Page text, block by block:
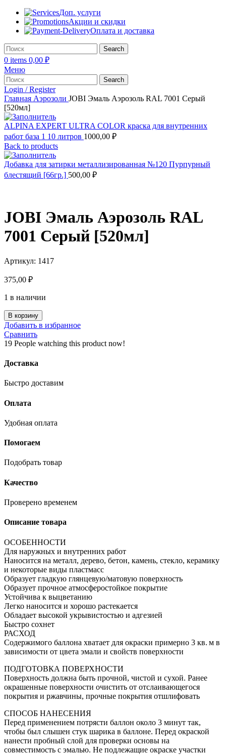
Доп. услуги
Акции и скидки
Оплата и доставка
Search
0 items 0,00 ₽
Меню
Search
Login / Register
Главная Аэрозоли JOBI Эмаль Аэрозоль RAL 7001 Серый
[520мл]
ALPINA EXPERT ULTRA COLOR краска для внутренних
работ база 1 10 литров 1000,00 ₽
Back to products
Добавка для затирки металлизированная №120 Пурпурный
блестящий [66гр.] 500,00 ₽
JOBI Эмаль Аэрозоль RAL
7001 Серый [520мл]
Артикул: 1417
375,00 ₽
1 в наличии
Количество
товара
JOBI
Эмаль
Аэрозоль
RAL
7001
[520мл]
В корзину
Добавить в избранное
Сравнить
19 People watching this product now!
Доставка
Быстро доставим
Оплата
Удобная оплата
Помогаем
Подобрать товар
Качество
Проверено временем
Описание товара
ОСОБЕННОСТИ
Для наружных и внутренних работ
Наносится на металл, дерево, бетон, камень, стекло, керамику
и некоторые виды пластмасс
Образует гладкую глянцевую/матовую поверхность
Образует прочное атмосферостойкое покрытие
Устойчива к выцветанию
Легко наносится и хорошо растекается
Обладает высокой укрывистостью и адгезией
Быстро сохнет
РАСХОД
Содержимого баллона хватает для окраски примерно 3 кв. м в
зависимости от цвета эмали и свойств поверхности
ПОДГОТОВКА ПОВЕРХНОСТИ
Поверхность должна быть прочной, чистой и сухой. Ранее
окрашенные поверхности очистить от отслаивающегося
покрытия и ржавчины, прочные покрытия отшлифовать
СПОСОБ НАНЕСЕНИЯ
Перед применением потрясти баллон около 3 минут так,
чтобы был слышен стук шарика в баллоне. Перед окраской
нанести пробный слой для проверки основы на
совместимость с эмалью. Не подлежащие окраске участки